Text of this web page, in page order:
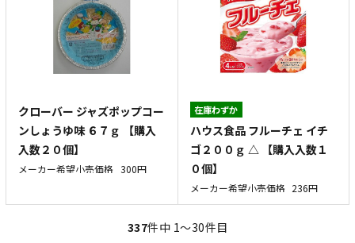
クローバー ジャズポップコー
ンしょうゆ味 ６７ｇ 【購入
入数２０個】
メーカー希望小売価格 300円
在庫わずか
ハウス食品 フルーチェ イチ
ゴ２００ｇ △ 【購入入数１
０個】
メーカー希望小売価格 236円
337件中 1〜30件目